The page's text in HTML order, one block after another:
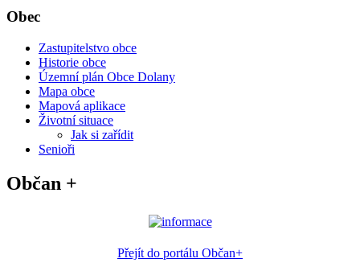
Obec
Zastupitelstvo obce
Historie obce
Územní plán Obce Dolany
Mapa obce
Mapová aplikace
Životní situace
Jak si zařídit
Senioři
Občan +
Přejít do portálu Občan+